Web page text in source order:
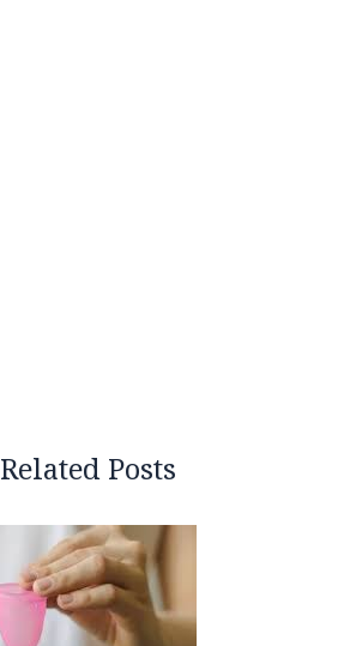
Related Posts